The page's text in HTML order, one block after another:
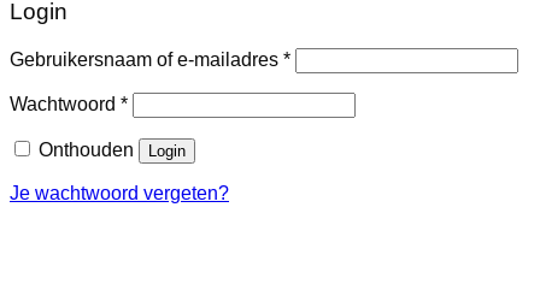
Login
Gebruikersnaam of e-mailadres *Vereist
Wachtwoord *Vereist
Onthouden Login
Je wachtwoord vergeten?